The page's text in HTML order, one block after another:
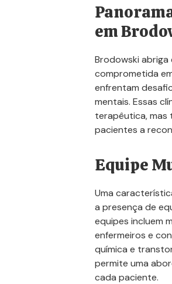
em
Brodowski abriga
comprometida
enfrentam
mentais. Essas
terapêutica, mas
pacientes a
Equipe
Uma
a presença de
equipes incluem
enfermeiros e
química e
permite uma
cada paciente.